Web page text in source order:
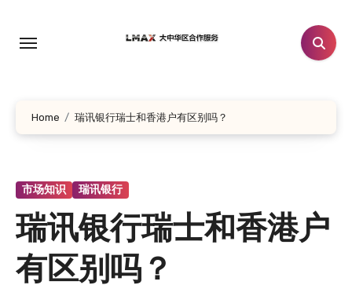
Home 瑞讯银行瑞士和香港户有区别吗？
市场知识 瑞讯银行
瑞讯银行瑞士和香港户
有区别吗？